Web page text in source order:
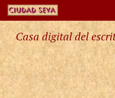
Casa digital del